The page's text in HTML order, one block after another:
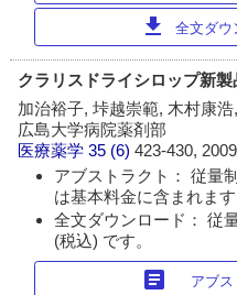
download 全文ダウ
クラリスドライシロップ新
加治裕子, 垰越崇範, 木村康
広島大学病院薬剤部
医療薬学 35 (6)423-430,
アブストラクト： 従量
は基本料金に含まれます
全文ダウンロード： 従
(税込) です。
article アブ